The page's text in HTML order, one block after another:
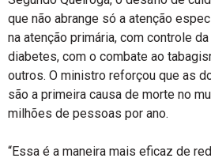
que não abrange só a atenção
na atenção primária, com controle
diabetes, com o combate ao
outros. O ministro reforçou que as
são a primeira causa de morte no
milhões de pessoas por ano.
“Essa é a maneira mais eficaz de